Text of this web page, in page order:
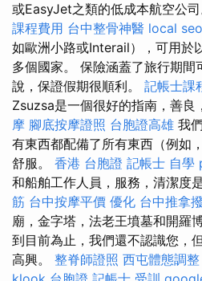
或EasyJet之類的低成本航空公司
課程費用 台中整骨神醫 local seo
如歐洲小路或Interail），可用於
多個國家。 保險涵蓋了旅行期間
說，保證假期很順利。 記帳士課
Zsuzsa是一個很好的指南，善良
摩 腳底按摩證照 台胞證高雄 我
有東西都配備了所有東西（例如
舒服。 香港 台胞證 記帳士 自學
和船舶工作人員，服務，清潔度
筋 台中按摩平價 優化 台中推拿
廟，金字塔，法老王墳墓和開羅
到目前為止，我們還不認識您，
高興。 整脊師證照 西屯體態調整